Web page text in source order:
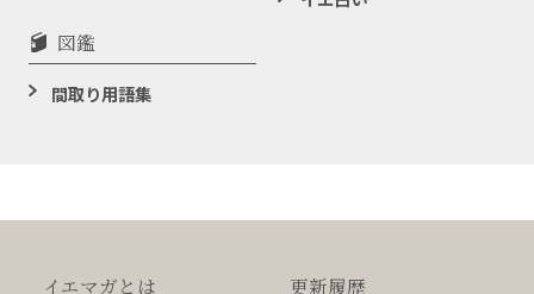
図鑑
間取り用語集
イエマガとは 更新履歴